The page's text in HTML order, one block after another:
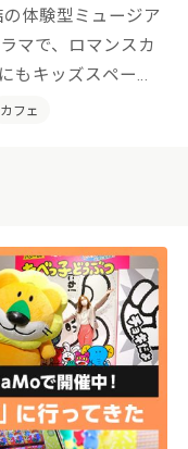
体験型ミュージア
マで、ロマンスカ
もキッズスペー
フォトウェディン
カフェ